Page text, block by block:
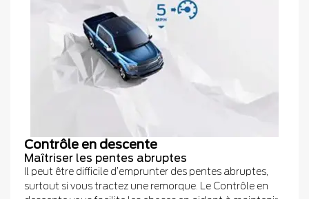
Contrôle en descente
Maîtriser les pentes abruptes
Il peut être difficile d’emprunter des pentes abruptes,
surtout si vous tractez une remorque. Le Contrôle en